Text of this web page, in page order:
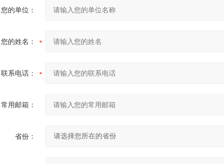
您的单位：
您的姓名：
联系电话：
常用邮箱：
省份：